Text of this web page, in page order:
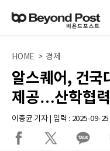
HOME > 경제
알스퀘어, 건국
제공…산학협
이종균 기자 | 입력 : 2025-09-